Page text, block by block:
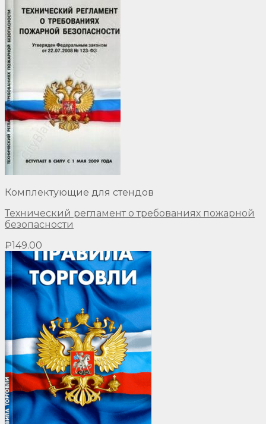
Комплектующие для стендов
Технический регламент о требованиях пожарной
безопасности
₽149.00